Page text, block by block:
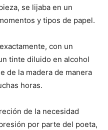
se lijaba en un
y tipos de papel.
con un
tinte diluido en alcohol
de la madera de manera
horas.
de la necesidad
por parte del poeta,